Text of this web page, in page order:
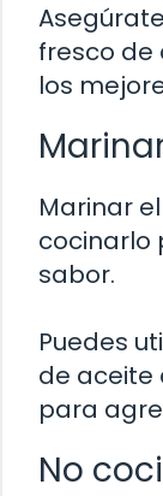
fresco
los
Marinar
cocinarlo
sabor.
Puedes
de aceite
para
No